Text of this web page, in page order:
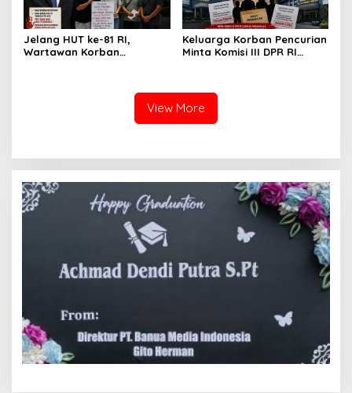
Jelang HUT ke-81 RI,
Wartawan Korban
Keluarga Korban Pencurian
Minta Komisi III DPR RI
Perdamaian dan Dugaan
Fitnah Terkait Tuduhan
Pemerasan Rp250 Juta
View More